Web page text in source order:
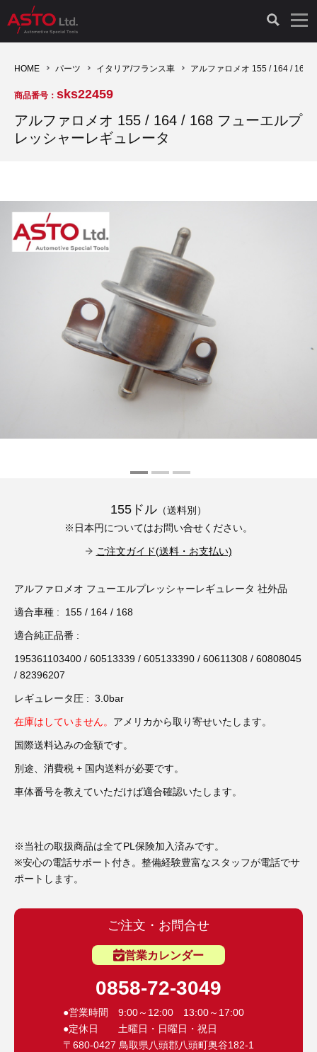
診断機（16）
キープログラマー（4）
ADAS（7）
オプション品（17）
その他（9）
診断テスター（10）
キープログラマー（20）
スモークテスター（4）
安定化電源ユニット（8）
バッテリーテスター（4）
古い車両用診断テスター（10）
バイク用診断テスター（7）
HCB TOOLS（45）
AST TOOLS（51）
LASER（39）
ドイツ車（211）
イタリア/フランス車（27）
イギリス車（23）
ディーゼルインジェクター&グロープラグ ツール（7）
ホイールロック取り外しツール（6）
3D プリンターペン（8）
オシロスコープ（2）
オシロ関連商品（9）
ドイツ車（427）
イタリア/フランス車（145）
アメリカ車（60）
スウェーデン車（45）
ロシア（8）
ブレーキキャリパーリペアキット（368）
キー関連（19）
その他（12）
現品修理（77）
リビルト品（58）
コントロールユニット初期化（3）
イモビライザーOFF（1）
オシロスコープ（10）
アクセサリー（13）
HOME パーツ イタリア/フランス車 アルファロメオ 155 / 164 / 168
商品番号： sks22459
アルファロメオ 155 / 164 / 168 フューエルプ
レッシャーレギュレータ
155ドル （送料別）
※日本円についてはお問い合せください。
ご注文ガイド(送料・お支払い)
アルファロメオ フューエルプレッシャーレギュレータ 社外品
適合車種 : 155 / 164 / 168
適合純正品番 :
195361103400 / 60513339 / 605133390 / 60611308 / 60808045
/ 82396207
レギュレータ圧 : 3.0bar
在庫はしていません。 アメリカから取り寄せいたします。
国際送料込みの金額です。
別途、消費税 + 国内送料が必要です。
車体番号を教えていただけば適合確認いたします。
※当社の取扱商品は全てPL保険加入済みです。
※安心の電話サポート付き。整備経験豊富なスタッフが電話でサ
ポートします。
ご注文・お問合せ
営業カレンダー
0858-72-3049
●営業時間 9:00～12:00 13:00～17:00
●定休日 土曜日・日曜日・祝日
〒680-0427 鳥取県八頭郡八頭町奥谷182-1